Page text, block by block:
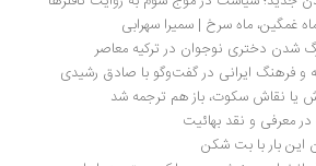
غمگین، ماه سرخ | سمیرا سهرابی
شدن دختری نوجوان در ترکیه معاصر
و فرهنگ ایرانی در گفت‌وگو با صادق رشیدی
یا نقاش سکوت، باز هم ترجمه شد
معرفی و نقد بهائیت
این بار با بت شکن